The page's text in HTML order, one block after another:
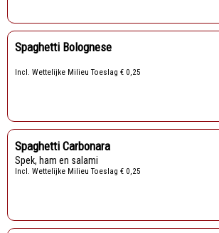
Spaghetti Bolognese
Incl. Wettelijke Milieu Toeslag € 0,25
Spaghetti Carbonara
Spek, ham en salami
Incl. Wettelijke Milieu Toeslag € 0,25